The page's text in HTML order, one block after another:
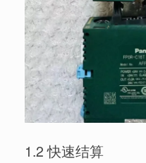
1.2 快速结算